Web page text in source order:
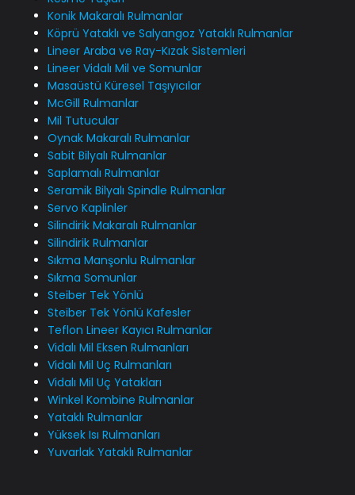
Konik Makaralı Rulmanlar
Köprü Yataklı ve Salyangoz Yataklı Rulmanlar
Lineer Araba ve Ray-Kızak Sistemleri
Lineer Vidalı Mil ve Somunlar
Masaüstü Küresel Taşıyıcılar
McGill Rulmanlar
Mil Tutucular
Oynak Makaralı Rulmanlar
Sabit Bilyalı Rulmanlar
Saplamalı Rulmanlar
Seramik Bilyalı Spindle Rulmanlar
Servo Kaplinler
Silindirik Makaralı Rulmanlar
Silindirik Rulmanlar
Sıkma Manşonlu Rulmanlar
Sıkma Somunlar
Steiber Tek Yönlü
Steiber Tek Yönlü Kafesler
Teflon Lineer Kayıcı Rulmanlar
Vidalı Mil Eksen Rulmanları
Vidalı Mil Uç Rulmanları
Vidalı Mil Uç Yatakları
Winkel Kombine Rulmanlar
Yataklı Rulmanlar
Yüksek Isı Rulmanları
Yuvarlak Yataklı Rulmanlar